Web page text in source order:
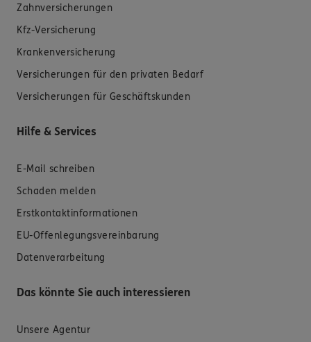
Zahnversicherungen
Kfz-Versicherung
Krankenversicherung
Versicherungen für den privaten Bedarf
Versicherungen für Geschäftskunden
Hilfe & Services
E-Mail schreiben
Schaden melden
Erstkontaktinformationen
EU-Offenlegungsvereinbarung
Datenverarbeitung
Das könnte Sie auch interessieren
Unsere Agentur